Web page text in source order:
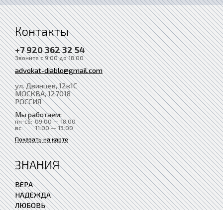
Контакты
+7 920 362 32 54
Звоните с 9:00 до 18:00
advokat-diablo@gmail.com
ул. Двинцев, 12к1С
МОСКВА, 127018
РОССИЯ
Мы работаем:
пн-сб: 09:00 — 18:00
вс:
11:00 — 13:00
Показать на карте
ЗНАНИЯ
ВЕРА
НАДЕЖДА
ЛЮБОВЬ